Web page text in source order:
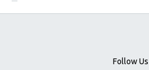
Follow Us